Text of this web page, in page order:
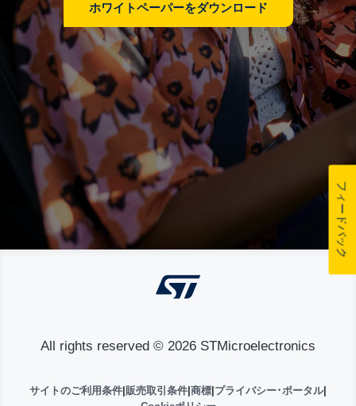
ホワイトペーパーをダウンロード
All rights reserved © 2026 STMicroelectronics
サイトのご利用条件 販売取引条件 商標 プライバシー･ポータル|
フィードバック